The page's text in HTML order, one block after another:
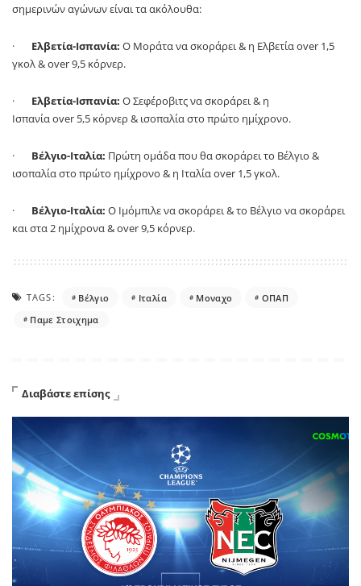
σημερινών αγώνων είναι τα ακόλουθα:
· Ελβετία-Ισπανία: Ο Μοράτα να σκοράρει & η Ελβετίαover 1,5
γκολ &over9,5 κόρνερ.
· Ελβετία-Ισπανία: Ο Σεφέροβιτς να σκοράρει & η
Ισπανίαover 5,5 κόρνερ & ισοπαλία στο πρώτο ημίχρονο.
· Βέλγιο-Ιταλία: Πρώτη ομάδα που θα σκοράρει το Βέλγιο &
ισοπαλία στο πρώτο ημίχρονο & η Ιταλίαover 1,5 γκολ.
· Βέλγιο-Ιταλία: Ο Ιμόμπιλε να σκοράρει & το Βέλγιο να σκοράρει
και στα 2 ημίχρονα &over9,5 κόρνερ.
TAGS: Βέλγιο Ιταλία Μοναχο
ΟΠΑΠ
Παμε Στοιχημα
Διαβάστε επίσης